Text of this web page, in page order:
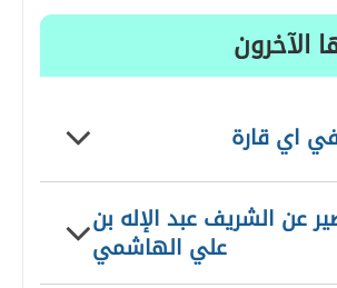
الآخرون
اي قارة
عن الشريف عبد الإله بن
علي الهاشمي